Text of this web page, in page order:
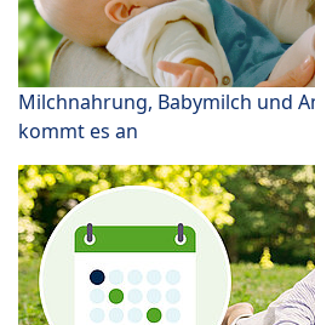
Milchnahrung, Babymilch und
kommt es an